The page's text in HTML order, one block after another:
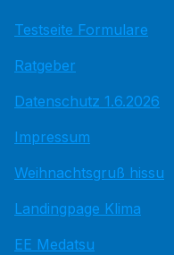
Testseite Formulare
Ratgeber
Datenschutz 1.6.2026
Impressum
Weihnachtsgruß hissu
Landingpage Klima
EE Medatsu